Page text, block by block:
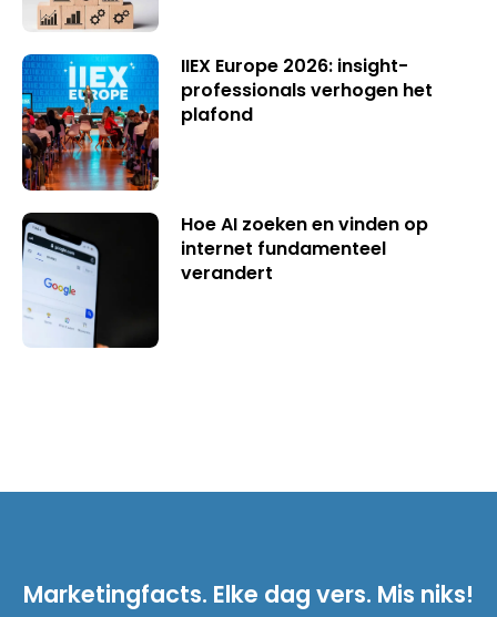
IIEX Europe 2026: insight-
professionals verhogen het
plafond
Hoe AI zoeken en vinden op
internet fundamenteel
verandert
Marketingfacts. Elke dag vers. Mis niks!